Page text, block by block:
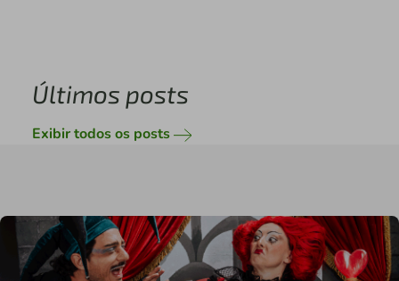
Últimos posts
Exibir todos os posts